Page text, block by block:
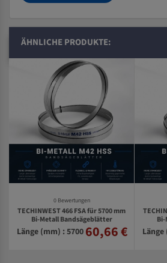
ÄHNLICHE PRODUKTE:
0 Bewertungen
TECHINWEST 466 FSA für 5700 mm
Bi-Metall Bandsägeblätter
Länge (mm) : 5700 60,66 €